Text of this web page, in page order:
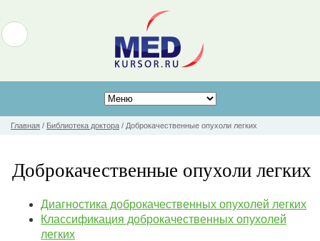
Главная / Библиотека доктора / Доброкачественные опухоли легких
Доброкачественные опухоли легких
Диагностика доброкачественных опухолей легких
Классификация доброкачественных опухолей
легких